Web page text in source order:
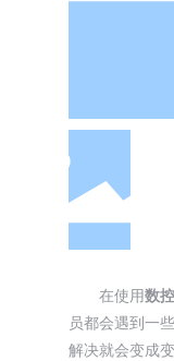
在使用数
员都会遇到一
解决就会变成